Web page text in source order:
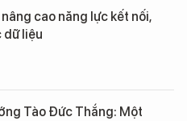
cao năng lực kết nối,
dữ liệu
Tào Đức Thắng: Một